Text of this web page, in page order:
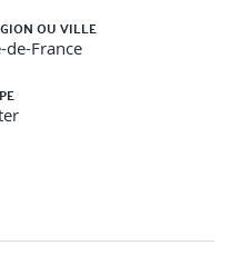
OU VILLE
de-France